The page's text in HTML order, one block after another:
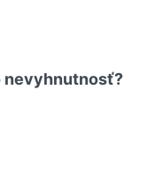
nevyhnutnosť?